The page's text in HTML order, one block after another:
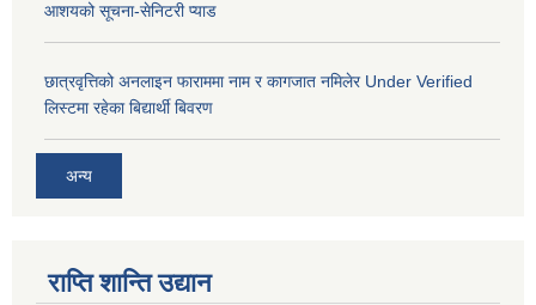
आशयको सूचना-सेनिटरी प्याड
छात्रवृत्तिको अनलाइन फाराममा नाम र कागजात नमिलेर Under Verified
लिस्टमा रहेका बिद्यार्थी बिवरण
अन्य
राप्ति शान्ति उद्यान